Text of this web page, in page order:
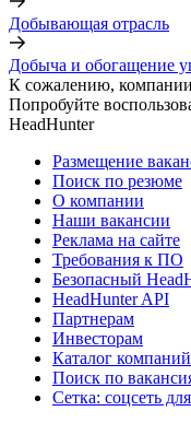
Добывающая отрасль
Добыча и обогащение
К сожалению,
Попробуйте
HeadHunter
Размещение
Поиск по резюме
О компании
Наши вакансии
Реклама на сайте
Требования к ПО
Безопасный
HeadHunter API
Партнерам
Инвесторам
Каталог компаний
Поиск по
Сетка: соцсеть